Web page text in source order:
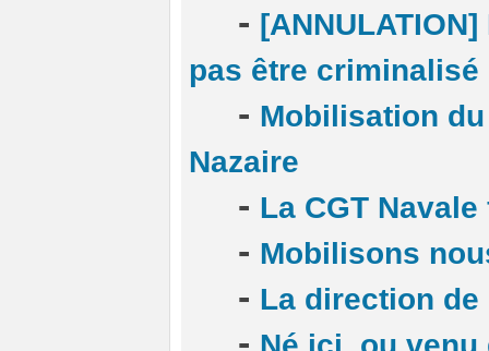
-
pas être criminalisé
- Mobilisation
Nazaire
- La CGT
- Mobilisons
- La direction
-